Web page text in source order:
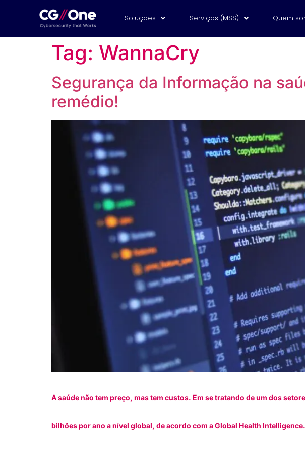
Soluções Serviços (MSS) Quem
Tag: WannaCry
Segurança da Informação na
remédio!
A saúde não tem preço, mas tem custos. Em se tratando de um dos
bilhões por ano a nível global, de acordo com a Global Health